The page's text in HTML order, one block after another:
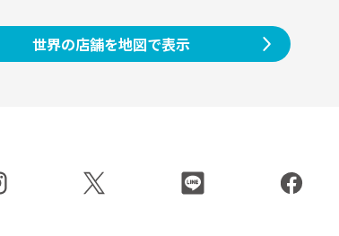
世界の店舗を地図で表示